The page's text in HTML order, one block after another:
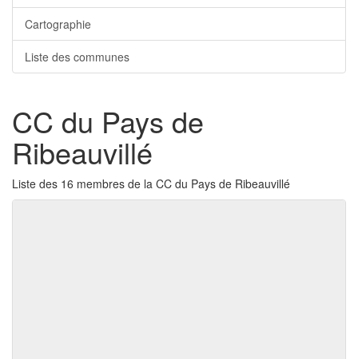
Cartographie
Liste des communes
CC du Pays de
Ribeauvillé
Liste des 16 membres de la CC du Pays de Ribeauvillé